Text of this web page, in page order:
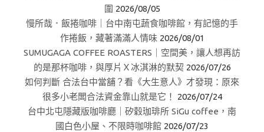
圍 2026/08/05
慢所哉．飯捲咖啡｜台中南屯蔬食咖啡館，有記憶的手
作捲飯，藏著滿滿人情味 2026/08/01
SUMUGAGA COFFEE ROASTERS｜空間美，讓人想再訪
的是那杯咖啡，與厚片Ｘ冰淇淋的默契 2026/07/26
如何判斷 合法台中當舖？看《大生意人》才發現：原來
很多小老闆合法資金靠山就是它！
2026/07/24
台中北屯隱藏版咖啡廳｜矽穀珈琲所 SiGu coffee，南
國白色小屋、不限時咖啡館 2026/07/23